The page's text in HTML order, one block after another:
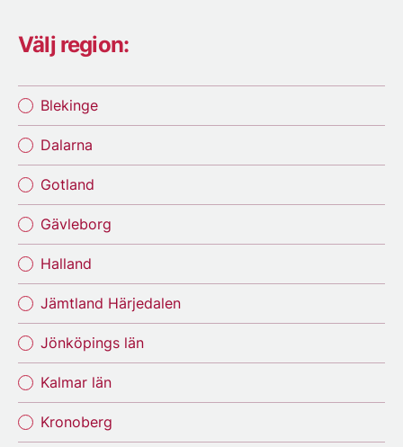
Välj region:
Blekinge
Dalarna
Gotland
Gävleborg
Halland
Jämtland Härjedalen
Jönköpings län
Kalmar län
Kronoberg